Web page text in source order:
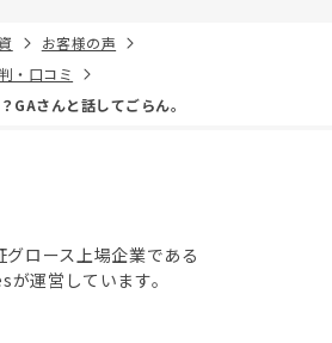
お客様の声
・口コミ
GAさんと話してごらん。
グロース上場企業である
運営しています。